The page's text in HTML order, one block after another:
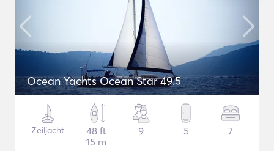
Ocean Yachts Ocean Star 49.5
Zeiljacht
48 ft
15 m
9 5 7